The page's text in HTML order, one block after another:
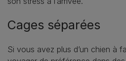
Cages séparées
Si vous avez plus d’un chien à